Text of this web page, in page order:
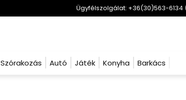
Ügyfélszolgálat: +36(30)563-6134
Szórakozás Autó Játék Konyha Barkács